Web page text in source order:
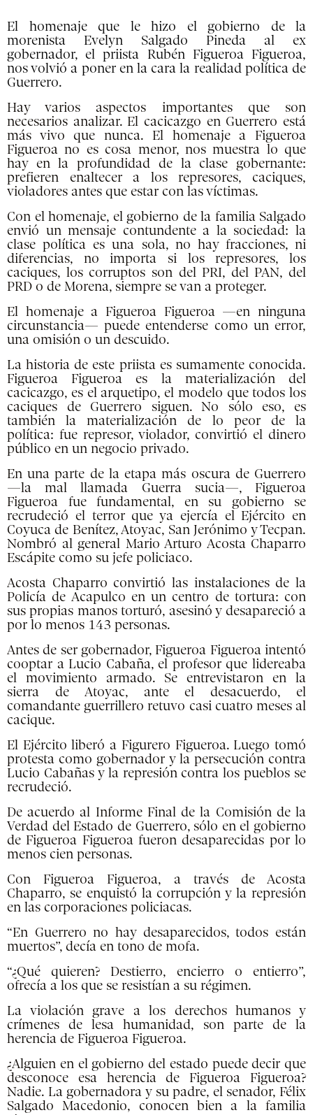
El homenaje que le hizo el gobierno de la
morenista Evelyn Salgado Pineda al ex
gobernador, el priista Rubén Figueroa Figueroa,
nos volvió a poner en la cara la realidad política de
Guerrero.
Hay varios aspectos importantes que son
necesarios analizar. El cacicazgo en Guerrero está
más vivo que nunca. El homenaje a Figueroa
Figueroa no es cosa menor, nos muestra lo que
hay en la profundidad de la clase gobernante:
prefieren enaltecer a los represores, caciques,
violadores antes que estar con las víctimas.
Con el homenaje, el gobierno de la familia Salgado
envió un mensaje contundente a la sociedad: la
clase política es una sola, no hay fracciones, ni
diferencias, no importa si los represores, los
caciques, los corruptos son del PRI, del PAN, del
PRD o de Morena, siempre se van a proteger.
El homenaje a Figueroa Figueroa —en ninguna
circunstancia— puede entenderse como un error,
una omisión o un descuido.
La historia de este priista es sumamente conocida.
Figueroa Figueroa es la materialización del
cacicazgo, es el arquetipo, el modelo que todos los
caciques de Guerrero siguen. No sólo eso, es
también la materialización de lo peor de la
política: fue represor, violador, convirtió el dinero
público en un negocio privado.
En una parte de la etapa más oscura de Guerrero
—la mal llamada Guerra sucia—, Figueroa
Figueroa fue fundamental, en su gobierno se
recrudeció el terror que ya ejercía el Ejército en
Coyuca de Benítez, Atoyac, San Jerónimo y Tecpan.
Nombró al general Mario Arturo Acosta Chaparro
Escápite como su jefe policiaco.
Acosta Chaparro convirtió las instalaciones de la
Policía de Acapulco en un centro de tortura: con
sus propias manos torturó, asesinó y desapareció a
por lo menos 143 personas.
Antes de ser gobernador, Figueroa Figueroa intentó
cooptar a Lucio Cabaña, el profesor que lidereaba
el movimiento armado. Se entrevistaron en la
sierra de Atoyac, ante el desacuerdo, el
comandante guerrillero retuvo casi cuatro meses al
cacique.
El Ejército liberó a Figurero Figueroa. Luego tomó
protesta como gobernador y la persecución contra
Lucio Cabañas y la represión contra los pueblos se
recrudeció.
De acuerdo al Informe Final de la Comisión de la
Verdad del Estado de Guerrero, sólo en el gobierno
de Figueroa Figueroa fueron desaparecidas por lo
menos cien personas.
Con Figueroa Figueroa, a través de Acosta
Chaparro, se enquistó la corrupción y la represión
en las corporaciones policiacas.
“En Guerrero no hay desaparecidos, todos están
muertos”, decía en tono de mofa.
“¿Qué quieren? Destierro, encierro o entierro”,
ofrecía a los que se resistían a su régimen.
La violación grave a los derechos humanos y
crímenes de lesa humanidad, son parte de la
herencia de Figueroa Figueroa.
¿Alguien en el gobierno del estado puede decir que
desconoce esa herencia de Figueroa Figueroa?
Nadie. La gobernadora y su padre, el senador, Félix
Salgado Macedonio, conocen bien a la familia